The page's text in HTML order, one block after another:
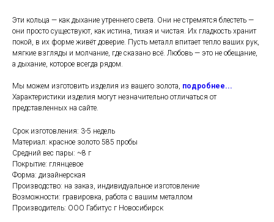
Эти кольца — как дыхание утреннего света. Они не стремятся блестеть —
они просто существуют, как истина, тихая и чистая. Их гладкость хранит
покой, в их форме живёт доверие. Пусть металл впитает тепло ваших рук,
мягкие взгляды и молчание, где сказано всё. Любовь — это не обещание,
а дыхание, которое всегда рядом.
Мы можем изготовить изделия из вашего золота, подробнее...
Характеристики изделия могут незначительно отличаться от
представленных на сайте.
Срок изготовления: 3-5 недель
Материал: красное золото 585 пробы
Средний вес пары: ~8 г
Покрытие: глянцевое
Форма: дизайнерская
Производство: на заказ, индивидуальное изготовление
Возможности: гравировка, работа с вашим металлом
Производитель: ООО Габитус г Новосибирск